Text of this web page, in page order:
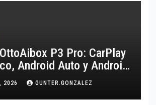
P3 Pro: CarPlay
Android Auto y Android
coche
2026 GUNTER.GONZALEZ